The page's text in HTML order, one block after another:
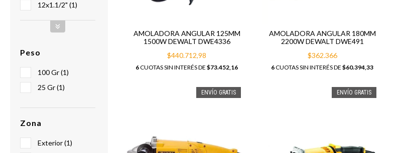
12x1.1/2" (1)
Peso
100 Gr (1)
25 Gr (1)
Zona
Exterior (1)
AMOLADORA ANGULAR 125MM
1500W DEWALT DWE4336
$440.712,98
6CUOTAS SIN INTERÉS DE$73.452,16
AMOLADORA ANGULAR 180MM
2200W DEWALT DWE491
$362.366
6CUOTAS SIN INTERÉS DE$60.394,33
ENVÍO GRATIS ENVÍO GRATIS